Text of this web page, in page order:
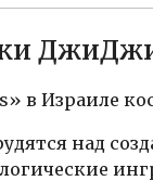
в Израиле
над